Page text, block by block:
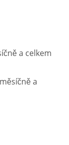
a celkem
a